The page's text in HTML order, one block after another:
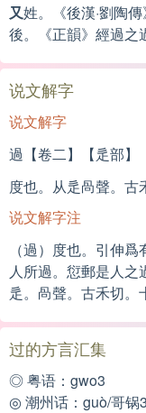
又姓。《後漢·劉陶
後。《正韻》經過之
说文解字
说文解字
過【卷二】【辵部】
度也。从辵咼聲。古
说文解字注
（過）度也。引伸
人所過。愆郵是人
辵。咼聲。古禾切。
过的方言汇集
◎ 粤语：gwo3
◎ 潮州话：guò/哥锅